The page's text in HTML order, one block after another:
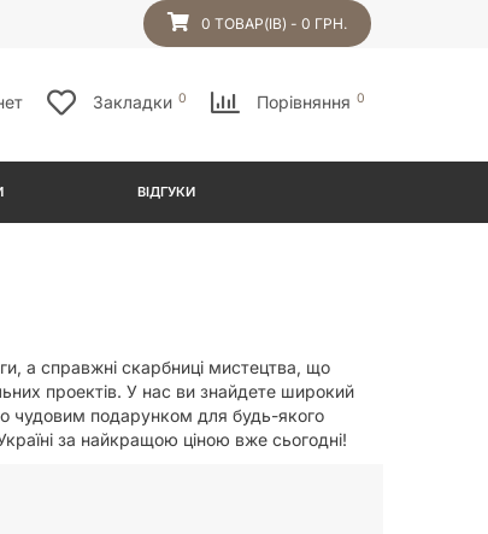
0 ТОВАР(ІВ) - 0 ГРН.
Закладки 0 Порівняння 0
ВІДГУКИ
а справжні скарбниці мистецтва, що
проектів. У нас ви знайдете широкий
чудовим подарунком для будь-якого
за найкращою ціною вже сьогодні!